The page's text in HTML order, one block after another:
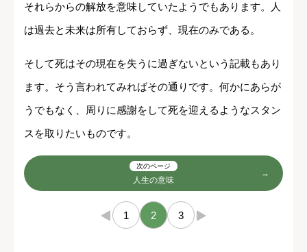
それらからの解放を意味していたようでもあります。人
は過去と未来は所有しておらず、現在のみである。
そして死はその現在を失うに過ぎないという記載もあり
ます。そう言われてみればその通りです。何かにあらが
うでもなく、周りに感謝をして死を迎えるようなスタン
スを取りたいものです。
次のページ
人生の意味
← 1 2 3 →